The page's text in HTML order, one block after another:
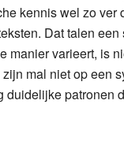
kennis wel zo ver
Dat talen
varieert, is
mal niet op een
patronen